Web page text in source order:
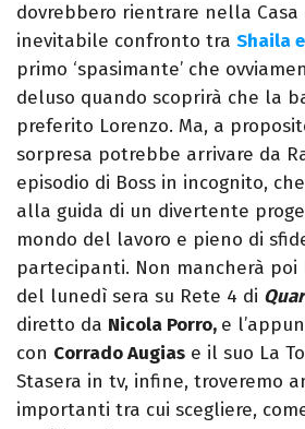
dovrebbero rientrare nella Casa
inevitabile confronto tra Shaila
primo ‘spasimante’ che
deluso quando scoprirà che la
preferito Lorenzo. Ma, a
sorpresa potrebbe arrivare da
episodio di Boss in incognito,
alla guida di un divertente
mondo del lavoro e pieno di
partecipanti. Non mancherà
del lunedì sera su Rete 4 di
diretto da Nicola Porro, e
con Corrado Augias e il suo La
Stasera in tv, infine, troveremo
importanti tra cui scegliere,